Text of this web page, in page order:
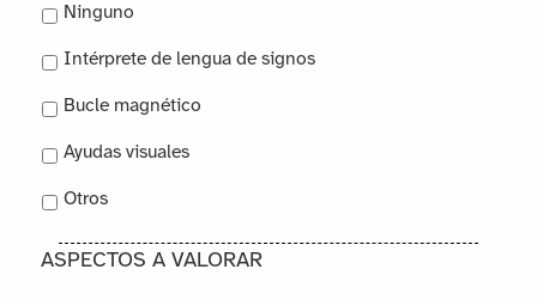
Ninguno
Intérprete de lengua de signos
Bucle magnético
Ayudas visuales
Otros
ASPECTOS A VALORAR